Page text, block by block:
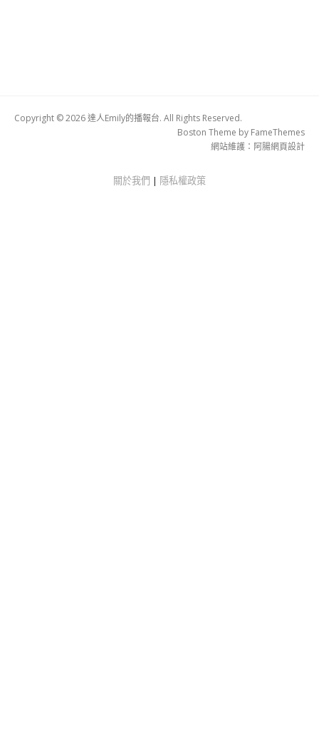
Copyright © 2026 達人Emily的播報台. All Rights Reserved.
Boston Theme by FameThemes
網站維護： 阿腸網頁設計
關於我們 | 隱私權政策